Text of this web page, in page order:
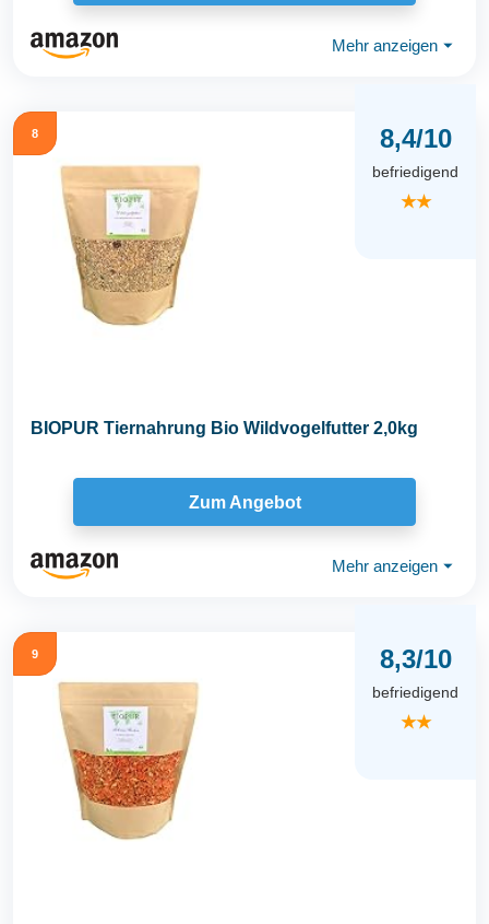
Mehr anzeigen ⏷
8 8,4/10
befriedigend
★★
BIOPUR Tiernahrung Bio Wildvogelfutter 2,0kg
Zum Angebot
Mehr anzeigen ⏷
9 8,3/10
befriedigend
★★